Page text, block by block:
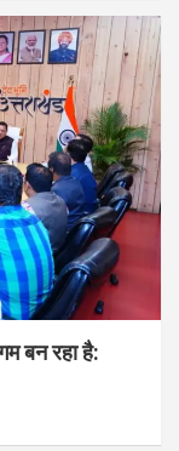
बन रहा है: